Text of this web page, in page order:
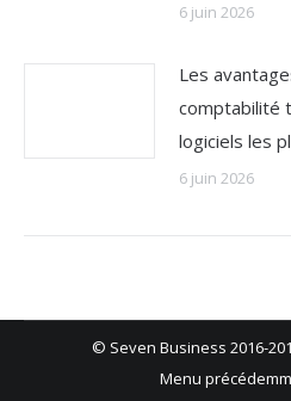
6 juin 2026
Les
comptabilité
logiciels les
6 juin 2026
© Seven Business 2016-
Menu